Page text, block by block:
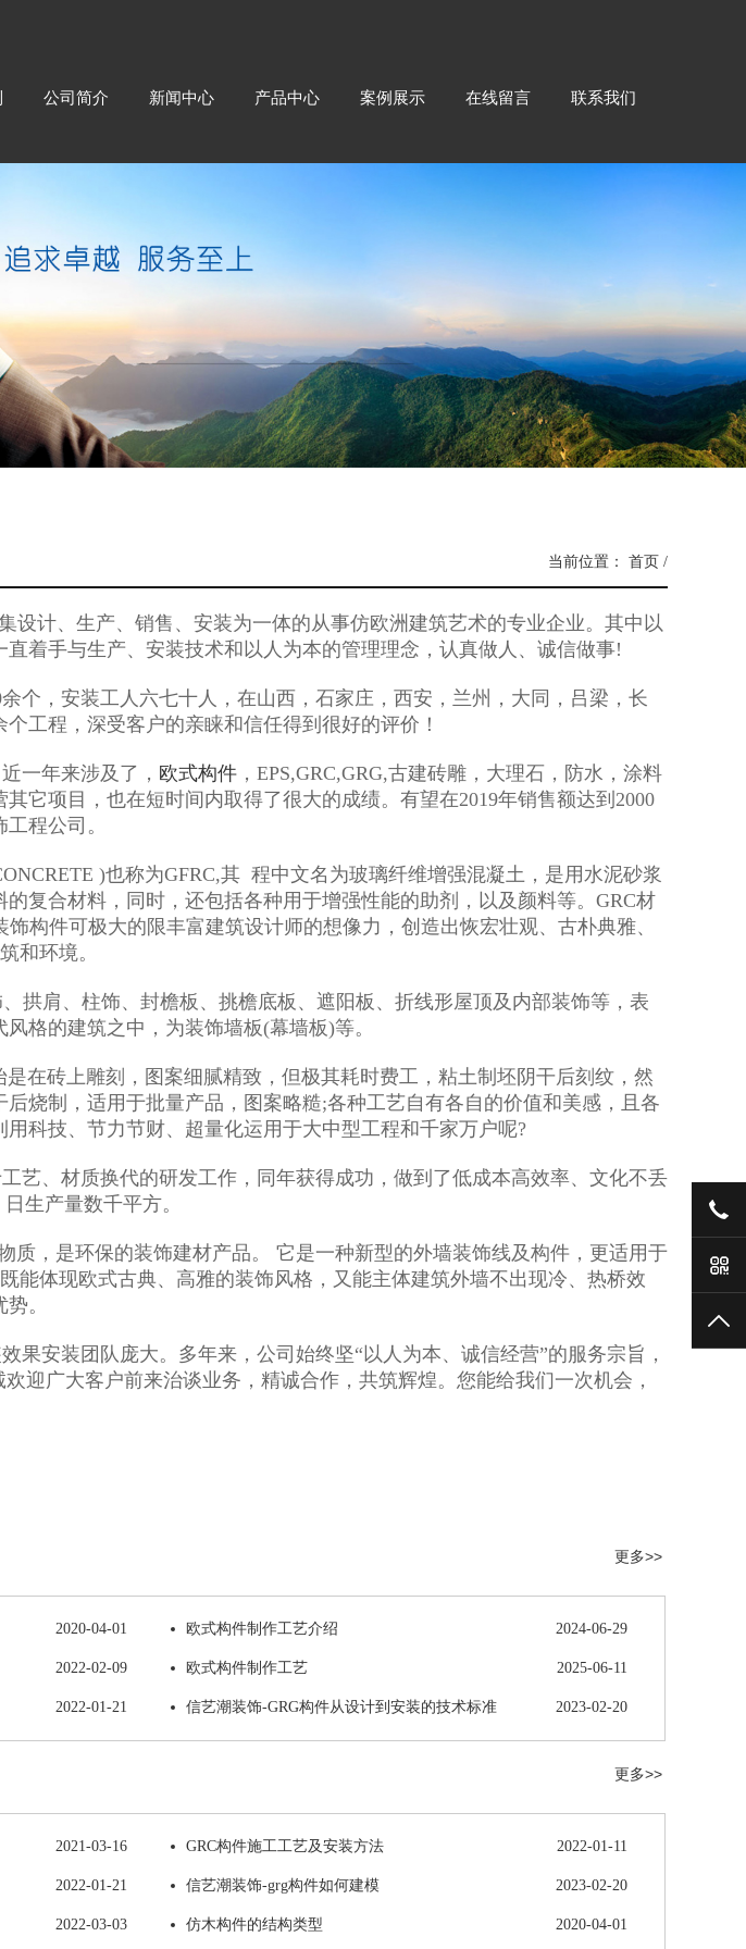
公司简介 新闻中心 产品中心 案例展示 在线留言 联系我们
当前位置： 首页 /
设计、生产、销售、安装为一体的从事仿欧洲建筑艺术的专业企业。其中以
着手与生产、安装技术和以人为本的管理理念，认真做人、诚信做事!
，安装工人六七十人，在山西，石家庄，西安，兰州，大同，吕梁，长
工程，深受客户的亲睐和信任得到很好的评价！
一年来涉及了， 欧式构件 ，EPS,GRC,GRG,古建砖雕，大理石，防水，涂料
它项目，也在短时间内取得了很大的成绩。有望在2019年销售额达到2000
工程公司。
)也称为GFRC,其 程中文名为玻璃纤维增强混凝土，是用水泥砂浆
复合材料，同时，还包括各种用于增强性能的助剂，以及颜料等。GRC材
构件可极大的限丰富建筑设计师的想像力，创造出恢宏壮观、古朴典雅、
和环境。
肩、柱饰、封檐板、挑檐底板、遮阳板、折线形屋顶及内部装饰等，表
格的建筑之中，为装饰墙板(幕墙板)等。
砖上雕刻，图案细腻精致，但极其耗时费工，粘土制坯阴干后刻纹，然
烧制，适用于批量产品，图案略糙;各种工艺自有各自的价值和美感，且各
科技、节力节财、超量化运用于大中型工程和千家万户呢?
、材质换代的研发工作，同年获得成功，做到了低成本高效率、文化不丢
生产量数千平方。
，是环保的装饰建材产品。 它是一种新型的外墙装饰线及构件，更适用于
能体现欧式古典、高雅的装饰风格，又能主体建筑外墙不出现冷、热桥效
。
安装团队庞大。多年来，公司始终坚“以人为本、诚信经营”的服务宗旨，
迎广大客户前来治谈业务，精诚合作，共筑辉煌。您能给我们一次机会，
更多>>
2020-04-01 2024-06-29
欧式构件制作工艺介绍
2022-02-09 2025-06-11
欧式构件制作工艺
2022-01-21 2023-02-20
信艺潮装饰-GRG构件从设计到安装的技术标准
更多>>
2021-03-16 2022-01-11
GRC构件施工工艺及安装方法
2022-01-21 2023-02-20
信艺潮装饰-grg构件如何建模
2022-03-03 2020-04-01
仿木构件的结构类型
手